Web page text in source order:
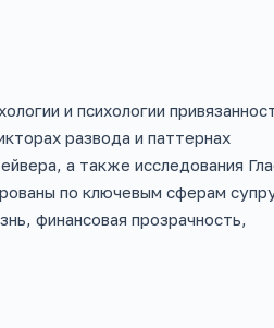
и психологии
развода и паттернах
а также исследования
по ключевым сферам
финансовая прозрачность,